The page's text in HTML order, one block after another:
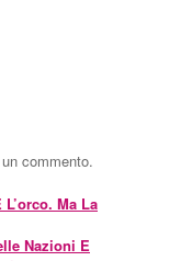
commento.
Ma La
Nazioni E